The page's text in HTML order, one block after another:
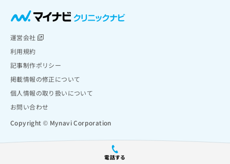
電話する
運営会社
利用規約
記事制作ポリシー
掲載情報の修正について
個人情報の取り扱いについて
お問い合わせ
Copyright © Mynavi Corporation